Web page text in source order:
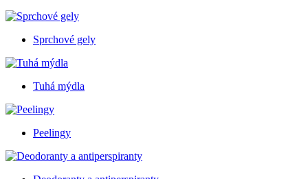
Sprchové gely
Tuhá mýdla
Peelingy